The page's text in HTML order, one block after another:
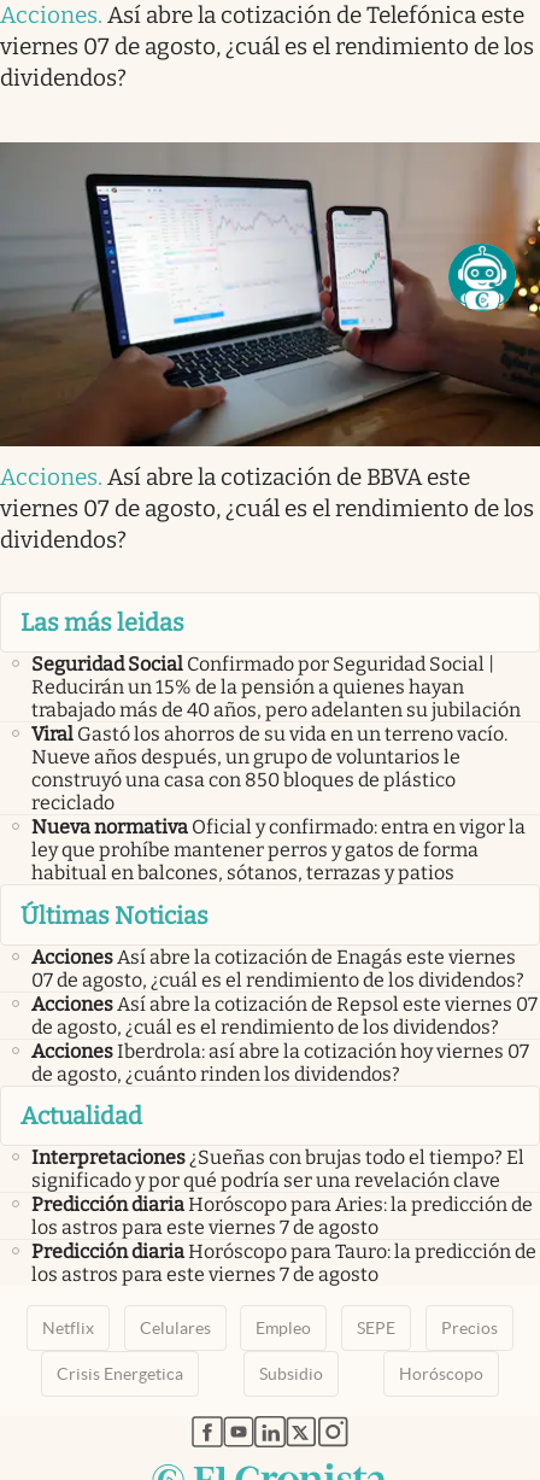
Acciones. Así abre la cotización de Telefónica este
viernes 07 de agosto, ¿cuál es el rendimiento de los
dividendos?
Acciones. Así abre la cotización de BBVA este
viernes 07 de agosto, ¿cuál es el rendimiento de los
dividendos?
Las más leidas
Seguridad Social Confirmado por Seguridad Social |
Reducirán un 15% de la pensión a quienes hayan
trabajado más de 40 años, pero adelanten su jubilación
Viral Gastó los ahorros de su vida en un terreno vacío.
Nueve años después, un grupo de voluntarios le
construyó una casa con 850 bloques de plástico
reciclado
Nueva normativa Oficial y confirmado: entra en vigor la
ley que prohíbe mantener perros y gatos de forma
habitual en balcones, sótanos, terrazas y patios
Últimas Noticias
AccionesAsí abre la cotización de Enagás este viernes
07 de agosto, ¿cuál es el rendimiento de los dividendos?
AccionesAsí abre la cotización de Repsol este viernes 07
de agosto, ¿cuál es el rendimiento de los dividendos?
AccionesIberdrola: así abre la cotización hoy viernes 07
de agosto, ¿cuánto rinden los dividendos?
Actualidad
Interpretaciones¿Sueñas con brujas todo el tiempo? El
significado y por qué podría ser una revelación clave
Predicción diariaHoróscopo para Aries: la predicción de
los astros para este viernes 7 de agosto
Predicción diariaHoróscopo para Tauro: la predicción de
los astros para este viernes 7 de agosto
Netflix Celulares Empleo SEPE Precios
Crisis Energetica Subsidio Horóscopo
abre en nueva pestaña
abre en nueva pestaña
abre en nueva pestaña
abre en nueva pestaña
abre en nueva pestaña